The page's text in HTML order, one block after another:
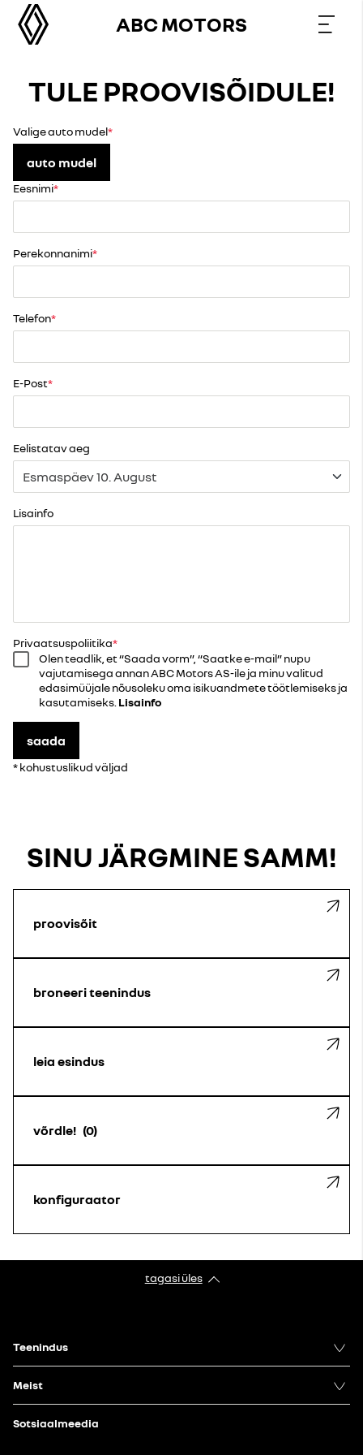
ABC MOTORS
TULE PROOVISÕIDULE!
Valige auto mudel
auto mudel
Eesnimi
Perekonnanimi
Telefon
E-Post
Eelistatav aeg
Lisainfo
Privaatsuspoliitika
Olen teadlik, et “Saada vorm”, “Saatke e-mail” nupu
vajutamisega annan ABC Motors AS-ile ja minu valitud
edasimüüjale nõusoleku oma isikuandmete töötlemiseks ja
kasutamiseks. Lisainfo
saada
* kohustuslikud väljad
SINU JÄRGMINE SAMM!
proovisõit
broneeri teenindus
leia esindus
võrdle! 0
konfiguraator
tagasi üles
Teenindus
Meist
Sotsiaalmeedia